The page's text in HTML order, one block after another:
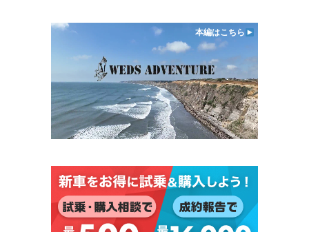
本編はこちら